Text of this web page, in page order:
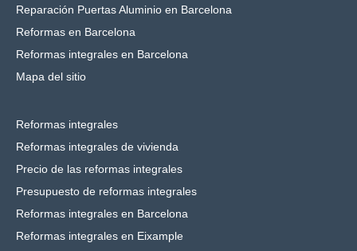
Reparación Puertas Aluminio en Barcelona
Reformas en Barcelona
Reformas integrales en Barcelona
Mapa del sitio
Reformas integrales
Reformas integrales de vivienda
Precio de las reformas integrales
Presupuesto de reformas integrales
Reformas integrales en Barcelona
Reformas integrales en Eixample